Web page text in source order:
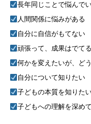
長年同じことで悩んで
人間関係に悩みがある
自分に自信がもてない
頑張って、成果はでて
何かを変えたいが、ど
自分について知りたい
子どもの本質を知りた
子どもへの理解を深め